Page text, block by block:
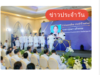
ข่าวประจำวัน